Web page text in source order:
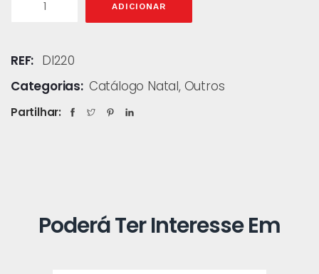
ADICIONAR
REF: DI220
Categorias: Catálogo Natal, Outros
Partilhar:
Poderá Ter Interesse Em